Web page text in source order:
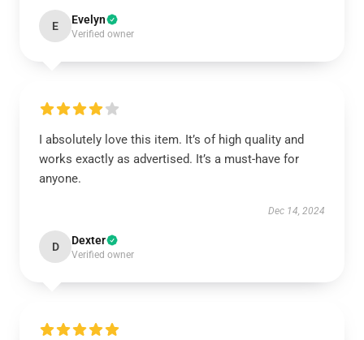
E Evelyn
Verified owner
I absolutely love this item. It’s of high quality and
works exactly as advertised. It’s a must-have for
anyone.
Dec 14, 2024
D Dexter
Verified owner